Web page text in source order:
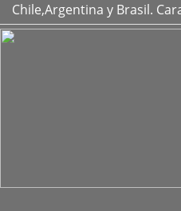
Chile,Argentina y Brasil.